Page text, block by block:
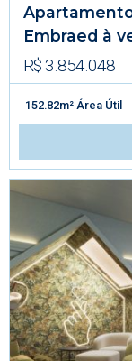
Embraed à
R$ 3.854.048
152.82m² Área Útil